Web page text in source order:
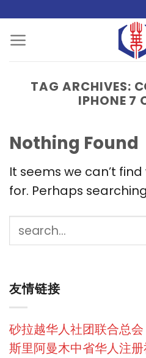
content
TAG ARCHIVES:
IPHONE 7
Nothing Found
It seems we can’t
for. Perhaps
友情链接
砂拉越华人社团联合总会
斯里阿曼木中省华人注